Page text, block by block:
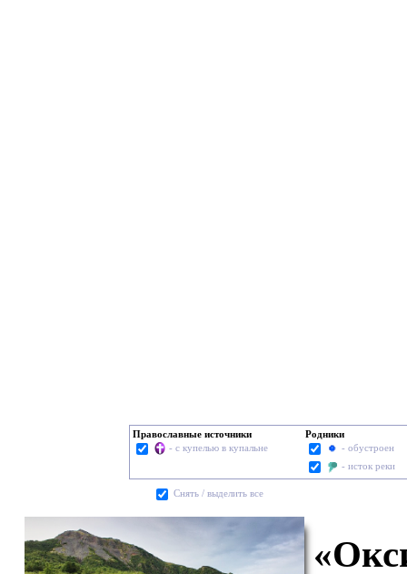
Православные источники
- с купелью в купальне
Родники
- обустроен
- исток реки
Cнять / выделить все